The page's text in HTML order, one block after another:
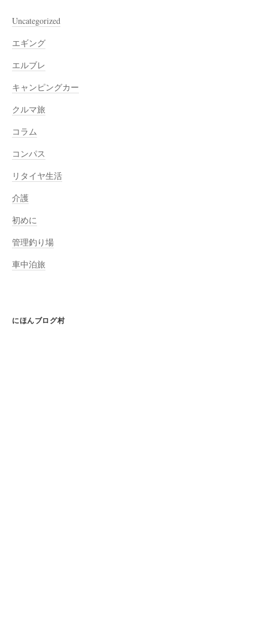
Uncategorized
エギング
エルブレ
キャンピングカー
クルマ旅
コラム
コンパス
リタイヤ生活
介護
初めに
管理釣り場
車中泊旅
にほんブログ村